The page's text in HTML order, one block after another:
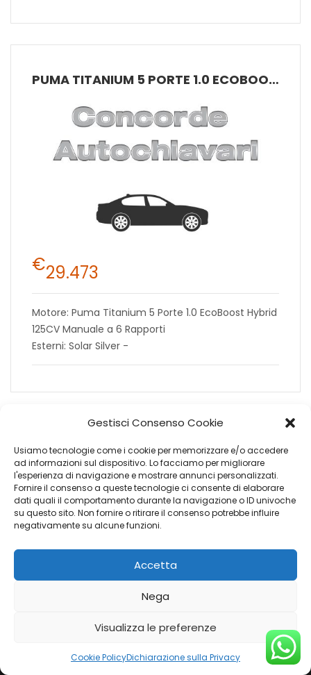
Gestisci Consenso Cookie
Usiamo tecnologie come i cookie per memorizzare e/o accedere
ad informazioni sul dispositivo. Lo facciamo per migliorare
l'esperienza di navigazione e mostrare annunci personalizzati.
Fornire il consenso a queste tecnologie ci consente di elaborare
dati quali il comportamento durante la navigazione o ID univoche
su questo sito. Non fornire o ritirare il consenso potrebbe influire
negativamente su alcune funzioni.
Accetta
Nega
Visualizza le preferenze
Cookie PolicyDichiarazione sulla Privacy
PUMA TITANIUM 5 PORTE 1.0 ECOBOOST HYBRID 125CV MANUALE A 6 RAPPORTI
€29.473
Motore: Puma Titanium 5 Porte 1.0 EcoBoost Hybrid
125CV Manuale a 6 Rapporti
Esterni: Solar Silver -